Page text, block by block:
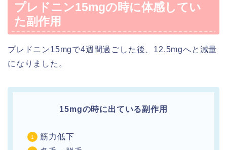
プレドニン15mgの時に体感してい
た副作用
プレドニン15mgで4週間過ごした後、12.5mgへと減量
になりました。
15mgの時に出ている副作用
筋力低下